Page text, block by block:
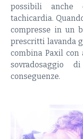
possibili anche
tachicardia.
compresse in un
prescritti lavanda
combina Paxil
conseguenze.